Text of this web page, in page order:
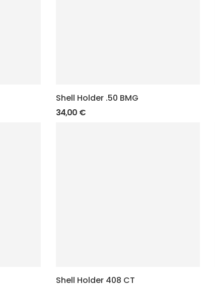
Shell Holder .50 BMG
34,00 €
Shell Holder 408 CT